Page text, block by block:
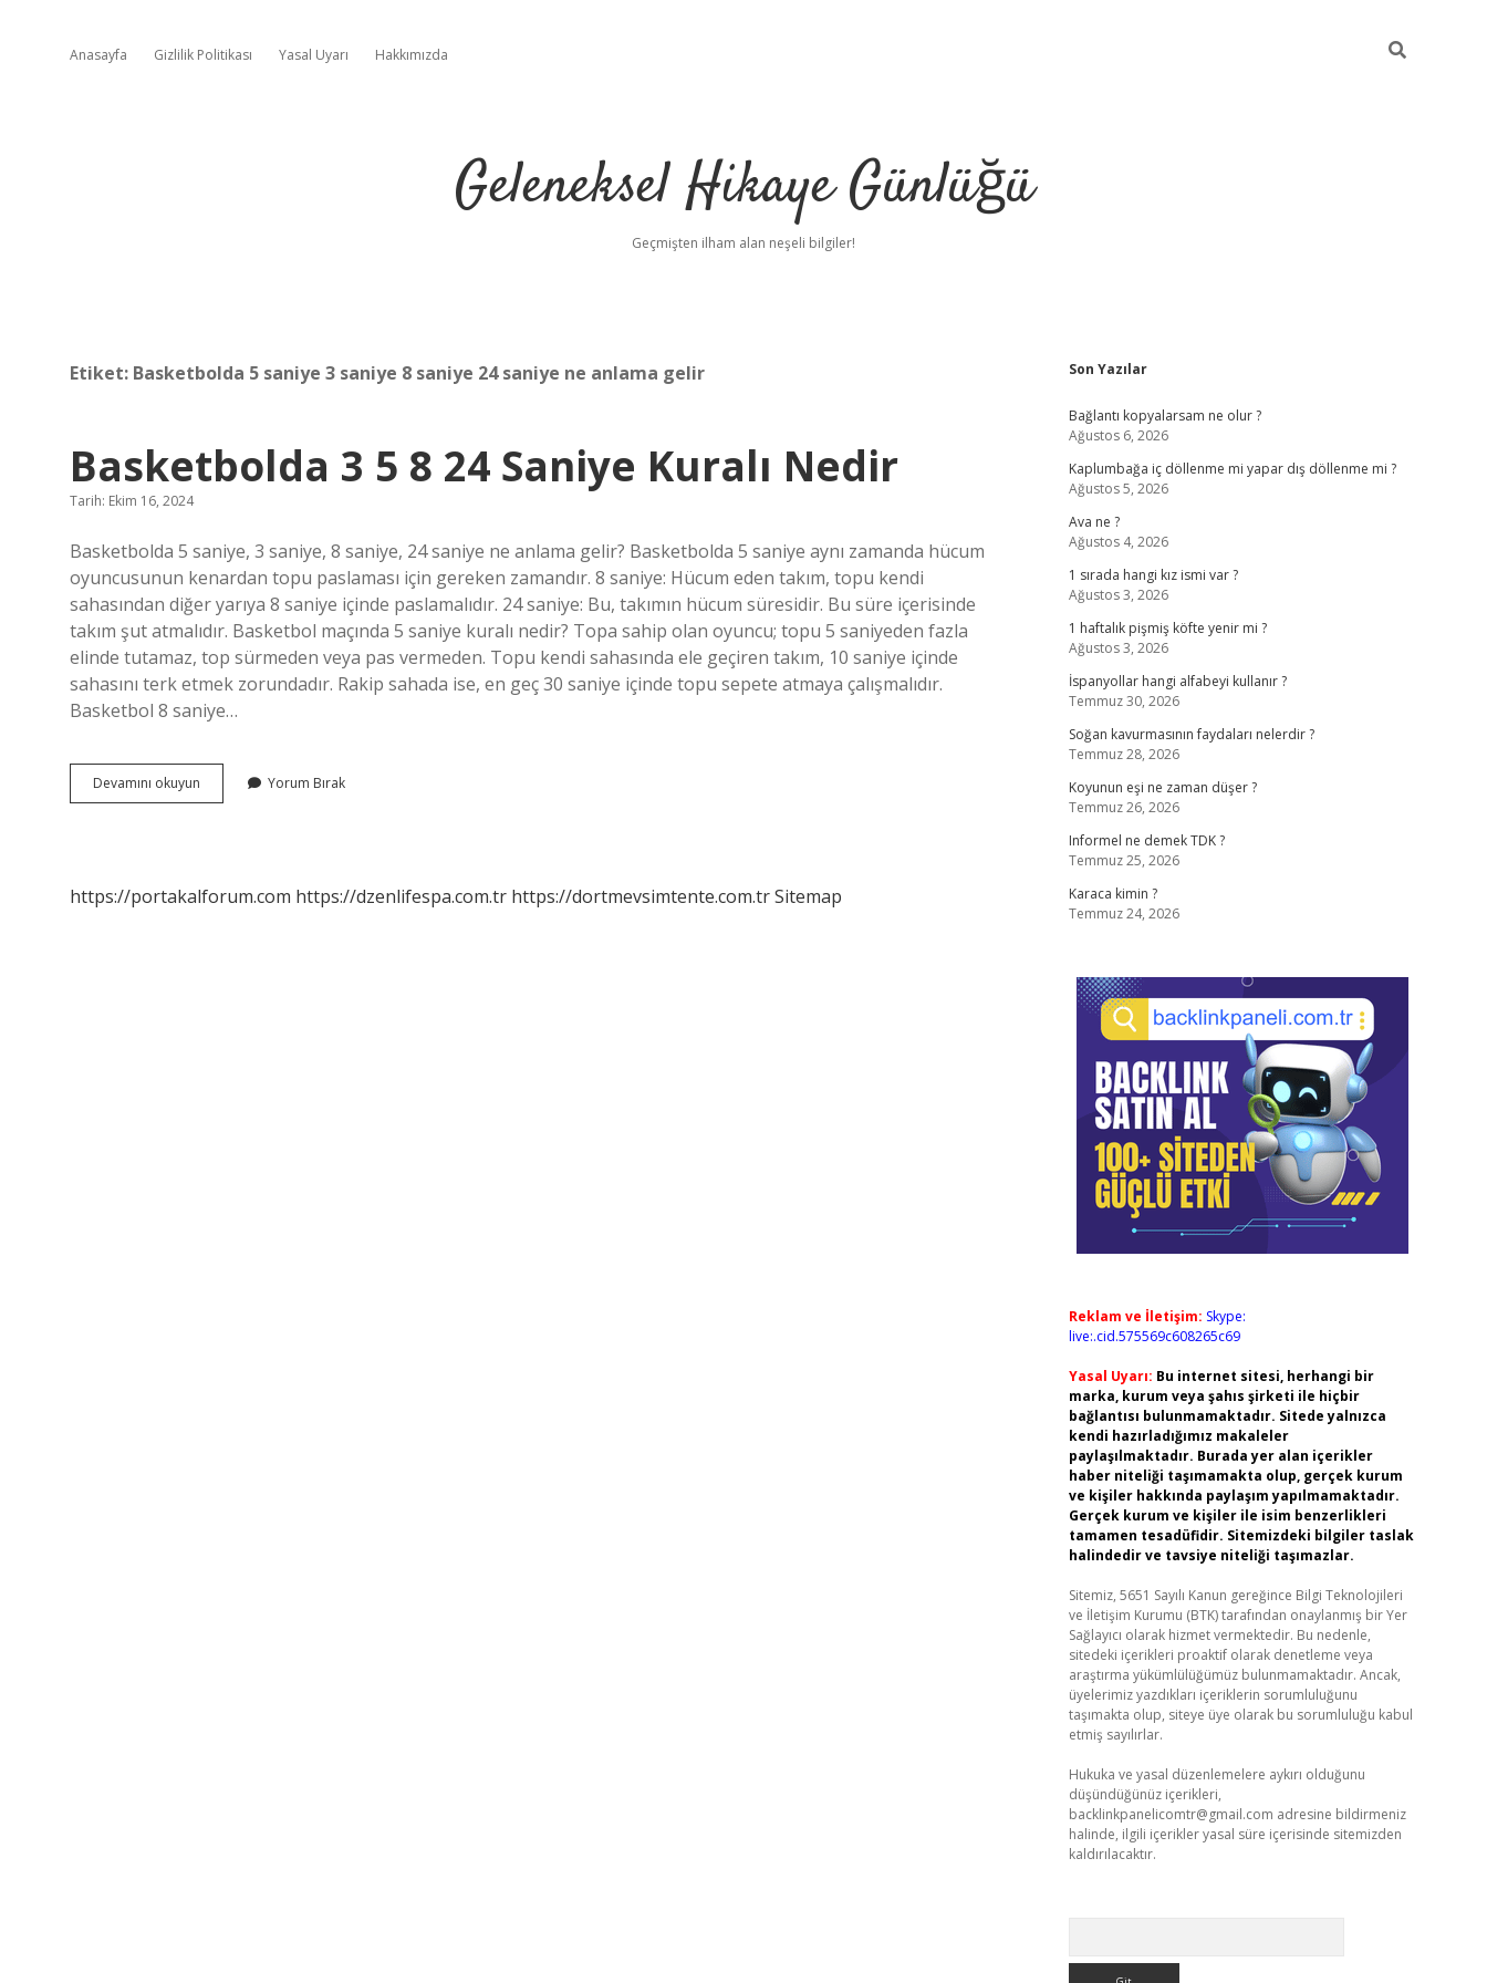
Anasayfa Gizlilik Politikası Yasal Uyarı Hakkımızda
Geleneksel Hikaye Günlüğü
Geçmişten ilham alan neşeli bilgiler!
Etiket: Basketbolda 5 saniye 3 saniye 8 saniye 24 saniye ne anlama gelir
Basketbolda 3 5 8 24 Saniye Kuralı Nedir
Tarih: Ekim 16, 2024
Basketbolda 5 saniye, 3 saniye, 8 saniye, 24 saniye ne anlama gelir? Basketbolda 5 saniye aynı zamanda hücum
oyuncusunun kenardan topu paslaması için gereken zamandır. 8 saniye: Hücum eden takım, topu kendi
sahasından diğer yarıya 8 saniye içinde paslamalıdır. 24 saniye: Bu, takımın hücum süresidir. Bu süre içerisinde
takım şut atmalıdır. Basketbol maçında 5 saniye kuralı nedir? Topa sahip olan oyuncu; topu 5 saniyeden fazla
elinde tutamaz, top sürmeden veya pas vermeden. Topu kendi sahasında ele geçiren takım, 10 saniye içinde
sahasını terk etmek zorundadır. Rakip sahada ise, en geç 30 saniye içinde topu sepete atmaya çalışmalıdır.
Basketbol 8 saniye…
Devamını okuyun Basketbolda
3
Kuralı
Yorum Bırak
https://portakalforum.com https://dzenlifespa.com.tr https://dortmevsimtente.com.trSitemap
Sidebar
Son Yazılar
Bağlantı kopyalarsam ne olur ?
Ağustos 6, 2026
Kaplumbağa iç döllenme mi yapar dış döllenme mi ?
Ağustos 5, 2026
Ava ne ?
Ağustos 4, 2026
1 sırada hangi kız ismi var ?
Ağustos 3, 2026
1 haftalık pişmiş köfte yenir mi ?
Ağustos 3, 2026
İspanyollar hangi alfabeyi kullanır ?
Temmuz 30, 2026
Soğan kavurmasının faydaları nelerdir ?
Temmuz 28, 2026
Koyunun eşi ne zaman düşer ?
Temmuz 26, 2026
Informel ne demek TDK ?
Temmuz 25, 2026
Karaca kimin ?
Temmuz 24, 2026
Reklam ve İletişim: Skype:
live:.cid.575569c608265c69
Yasal Uyarı: Bu internet sitesi, herhangi bir
marka, kurum veya şahıs şirketi ile hiçbir
bağlantısı bulunmamaktadır. Sitede yalnızca
kendi hazırladığımız makaleler
paylaşılmaktadır. Burada yer alan içerikler
haber niteliği taşımamakta olup, gerçek kurum
ve kişiler hakkında paylaşım yapılmamaktadır.
Gerçek kurum ve kişiler ile isim benzerlikleri
tamamen tesadüfidir. Sitemizdeki bilgiler taslak
halindedir ve tavsiye niteliği taşımazlar.
Sitemiz, 5651 Sayılı Kanun gereğince Bilgi Teknolojileri
ve İletişim Kurumu (BTK) tarafından onaylanmış bir Yer
Sağlayıcı olarak hizmet vermektedir. Bu nedenle,
sitedeki içerikleri proaktif olarak denetleme veya
araştırma yükümlülüğümüz bulunmamaktadır. Ancak,
üyelerimiz yazdıkları içeriklerin sorumluluğunu
taşımakta olup, siteye üye olarak bu sorumluluğu kabul
etmiş sayılırlar.
Hukuka ve yasal düzenlemelere aykırı olduğunu
düşündüğünüz içerikleri,
backlinkpanelicomtr@gmail.com adresine bildirmeniz
halinde, ilgili içerikler yasal süre içerisinde sitemizden
kaldırılacaktır.